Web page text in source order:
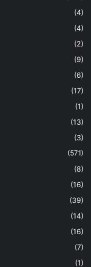
(4)
(4)
(2)
(9)
(6)
(17)
(1)
(13)
(3)
(571)
(8)
(16)
(39)
(14)
(16)
(7)
(1)